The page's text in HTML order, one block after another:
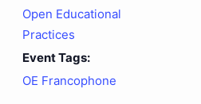
Open Educational
Practices
Event Tags:
OE Francophone